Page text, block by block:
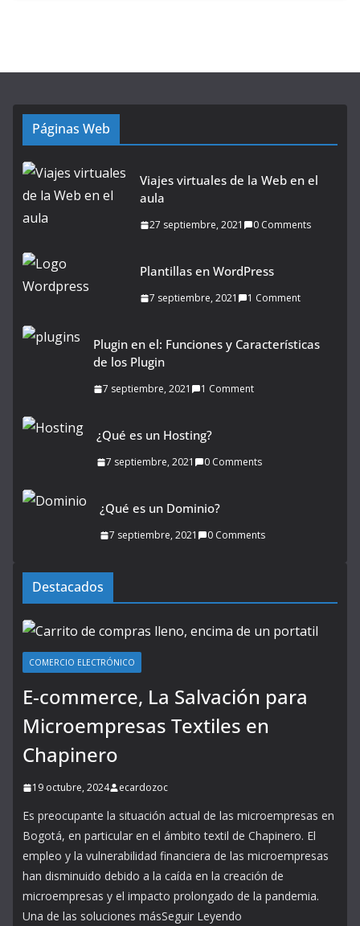
Páginas Web
Viajes virtuales de la Web en el
aula
27 septiembre, 2021 0 Comments
Plantillas en WordPress
7 septiembre, 2021 1 Comment
Plugin en el: Funciones y Características
de los Plugin
7 septiembre, 2021 1 Comment
¿Qué es un Hosting?
7 septiembre, 2021 0 Comments
¿Qué es un Dominio?
7 septiembre, 2021 0 Comments
Destacados
COMERCIO ELECTRÓNICO
E-commerce, La Salvación para
Microempresas Textiles en
Chapinero
19 octubre, 2024 ecardozoc
Es preocupante la situación actual de las microempresas en
Bogotá, en particular en el ámbito textil de Chapinero. El
empleo y la vulnerabilidad financiera de las microempresas
han disminuido debido a la caída en la creación de
microempresas y el impacto prolongado de la pandemia.
Una de las soluciones másSeguir Leyendo